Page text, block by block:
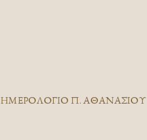
ΗΜΕΡΟΛΟΓΙΟ Π. ΑΘΑΝΑΣΙΟΥ